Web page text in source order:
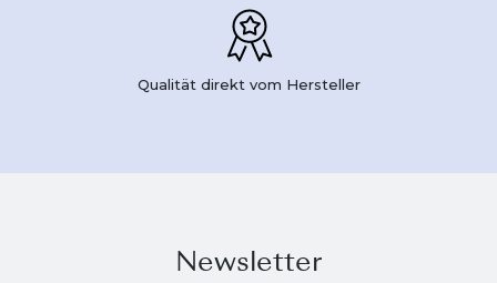
Qualität direkt vom Hersteller
Newsletter